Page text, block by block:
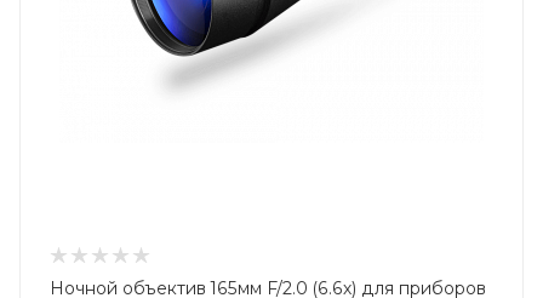
Ночной объектив 165мм F/2.0 (6.6х) для приборов